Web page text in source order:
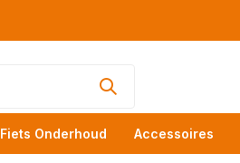
Fiets Onderhoud Accessoires